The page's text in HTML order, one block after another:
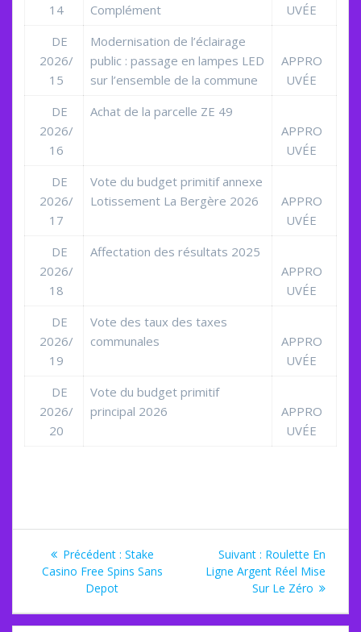
14
Complément
UVÉE
DE
2026/
15
Modernisation de l’éclairage
public : passage en lampes LED
sur l’ensemble de la commune
APPRO
UVÉE
DE
2026/
16
Achat de la parcelle ZE 49
APPRO
UVÉE
DE
2026/
17
Vote du budget primitif annexe
Lotissement La Bergère 2026
APPRO
UVÉE
DE
2026/
18
Affectation des résultats 2025
APPRO
UVÉE
DE
2026/
19
Vote des taux des taxes
communales
APPRO
UVÉE
DE
2026/
20
Vote du budget primitif
principal 2026
APPRO
UVÉE
Navigation
de
l’article
Précédent : Article
précédent
Stake
Casino Free Spins Sans
Depot
Suivant : Article
suivant
:
Roulette En
Ligne Argent Réel Mise
Sur Le Zéro